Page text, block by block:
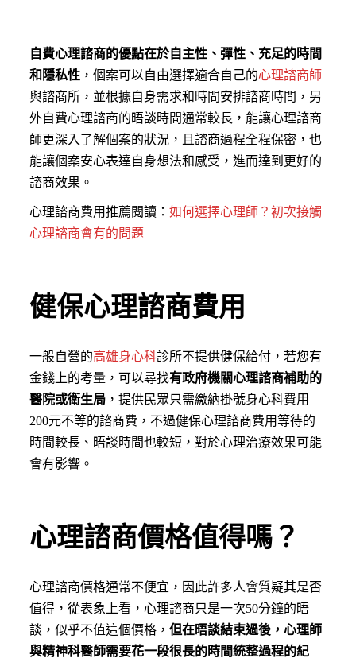
自費心理諮商的優點在於自主性、彈性、充足的時間
和隱私性，個案可以自由選擇適合自己的心理諮商師
與諮商所，並根據自身需求和時間安排諮商時間，另
外自費心理諮商的晤談時間通常較長，能讓心理諮商
師更深入了解個案的狀況，且諮商過程全程保密，也
能讓個案安心表達自身想法和感受，進而達到更好的
諮商效果。
心理諮商費用推薦閱讀： 如何選擇心理師？初次接觸
心理諮商會有的問題
健保心理諮商費用
一般自營的高雄身心科診所不提供健保給付，若您有
金錢上的考量，可以尋找有政府機關心理諮商補助的
醫院或衛生局，提供民眾只需繳納掛號身心科費用
200元不等的諮商費，不過健保心理諮商費用等待的
時間較長、晤談時間也較短，對於心理治療效果可能
會有影響。
心理諮商價格值得嗎？
心理諮商價格通常不便宜，因此許多人會質疑其是否
值得，從表象上看，心理諮商只是一次50分鐘的晤
談，似乎不值這個價格， 但在晤談結束過後，心理師
與精神科醫師需要花一段很長的時間統整過程的紀